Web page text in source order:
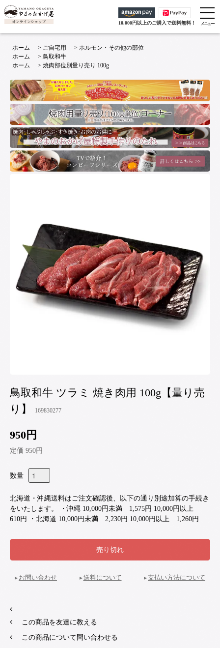
10,000円以上のご購入で送料無料！
ホーム > ご自宅用 > ホルモン・その他の部位
ホーム
> 鳥取和牛
ホーム
> 焼肉部位別量り売り 100g
鳥取和牛 ツラミ 焼き肉用 100g【量り売
り】
169830277
950円
定価 950円
数量
北海道・沖縄送料はご注文確認後、以下の通り別途加算の手続き
をいたします。 ・沖縄 10,000円未満 1,575円 10,000円以上
610円 ・北海道 10,000円未満 2,230円 10,000円以上 1,260円
お問い合わせ 送料について 支払い方法について
この商品を友達に教える
この商品について問い合わせる